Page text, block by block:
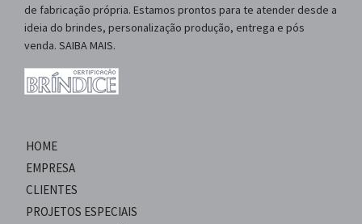
de fabricação própria. Estamos prontos para te atender desde a
ideia do brindes, personalização produção, entrega e pós
venda. SAIBA MAIS.
HOME
EMPRESA
CLIENTES
PROJETOS ESPECIAIS